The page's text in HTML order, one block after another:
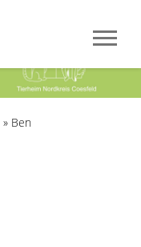
» Ben